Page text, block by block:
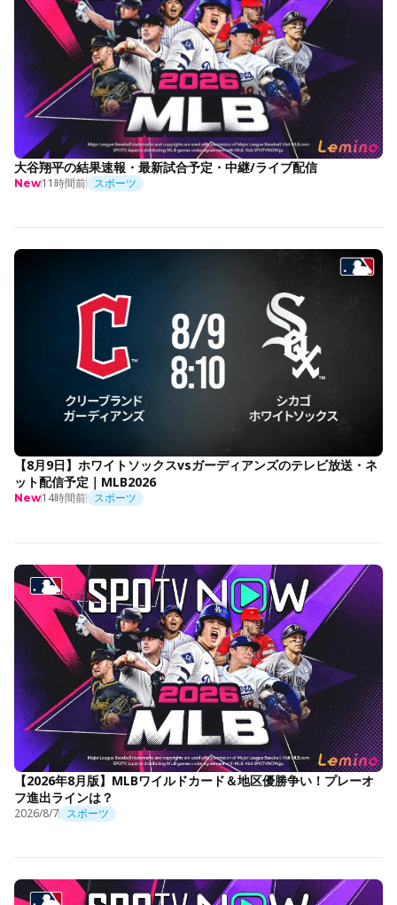
大谷翔平の結果速報・最新試合予定・中継/ライブ配信
New11時間前 スポーツ
【8月9日】ホワイトソックスvsガーディアンズのテレビ放送・ネ
ット配信予定｜MLB2026
New14時間前 スポーツ
【2026年8月版】MLBワイルドカード＆地区優勝争い！プレーオ
フ進出ラインは？
2026/8/7 スポーツ